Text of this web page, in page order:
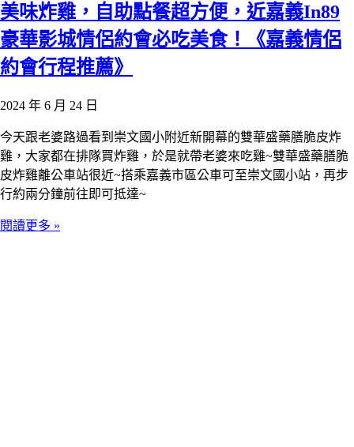
美味炸雞，自助點餐超方便，近嘉義In89
豪華影城情侶約會必吃美食！《嘉義情侶
約會行程推薦》
2024 年 6 月 24 日
今天跟老婆路過看到崇文國小附近新開幕的雙華盛藥膳脆皮炸
雞，大家都在排隊買炸雞，於是就帶老婆來吃雞~雙華盛藥膳脆
皮炸雞離公車站很近~搭乘嘉義市區公車可至崇文國小站，再步
行約兩分鐘前往即可抵達~
閱讀更多 »